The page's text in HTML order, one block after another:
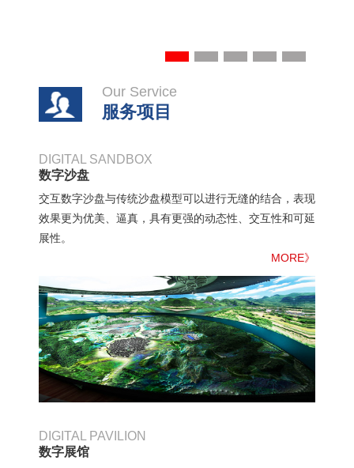
Our Service
服务项目
DIGITAL SANDBOX
数字沙盘
交互数字沙盘与传统沙盘模型可以进行无缝的结合，表现
效果更为优美、逼真，具有更强的动态性、交互性和可延
展性。
MORE》
DIGITAL PAVILION
数字展馆